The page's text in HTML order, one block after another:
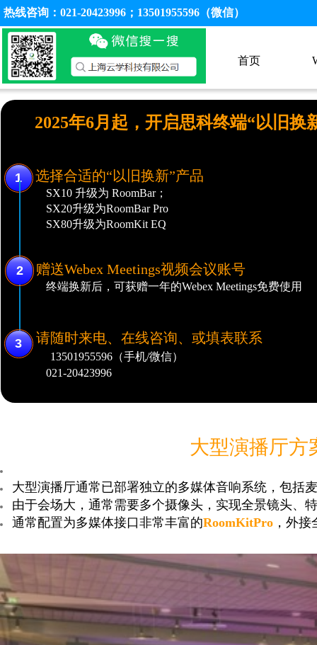
热线咨询：021-20423996；13501955596（微信）
首页
2025年6月起，开启思科终端“以旧换
选择合适的“以旧换新”产品
SX10 升级为 RoomBar；
SX20升级为RoomBar Pro
SX80升级为RoomKit EQ
赠送Webex Meetings视频会议账号
终端换新后，可获赠一年的Webex Meetings免费使用
请随时来电、在线咨询、或填表联系
13501955596（手机/微信）
021-20423996
1
2
3
大型演播厅方
大型演播厅通常已部署独立的多媒体音响系统，包括
由于会场大，通常需要多个摄像头，实现全景镜头、
通常配置为多媒体接口非常丰富的RoomKitPro ，外接